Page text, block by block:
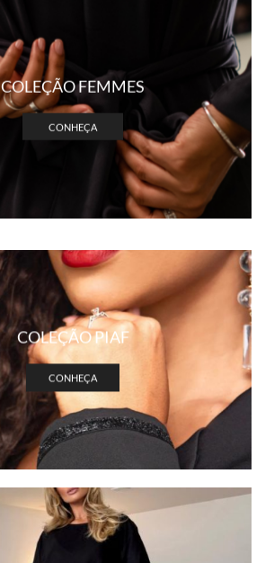
COLEÇÃO FEMMES
CONHEÇA
COLEÇÃO PIAF
CONHEÇA